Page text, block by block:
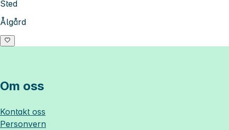
Sted
Ålgård
Om oss
Kontakt oss
Personvern